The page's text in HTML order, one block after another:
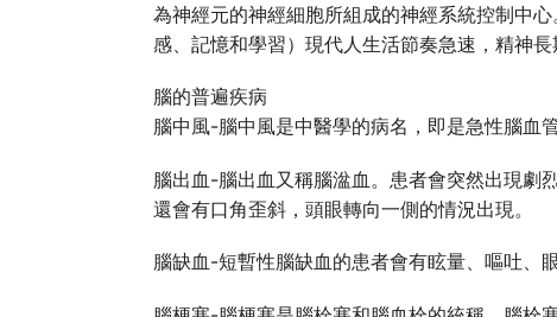
為神經元的神經細胞所組成的神經系統控制中
感、記憶和學習）現代人生活節奏急速，精神
腦的普遍疾病
腦中風-腦中風是中醫學的病名，即是急性腦血
腦出血-腦出血又稱腦湓血。患者會突然出現劇
還會有口角歪斜，頭眼轉向一側的情況出現。
腦缺血-短暫性腦缺血的患者會有眩量、嘔吐、